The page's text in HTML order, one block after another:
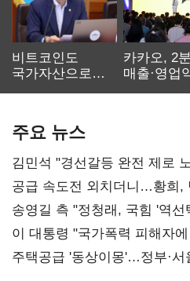
비트코인도
국가자산으로…'
카카오, 2
매출·영업
주요 뉴스
김민석 "경선갈등 완전 제로
사과부터"
공급 속도전 외치더니…황희,
리모델링' 제안
송영길 측 "정청래, 국힘 '역
총선 지휘 못해"
이 대통령 "국가폭력 피해자
진실 밝혀야"
주택공급 '동상이몽'…정부·